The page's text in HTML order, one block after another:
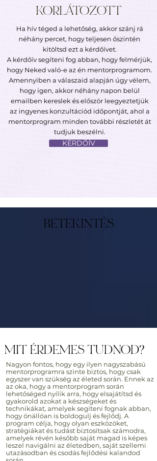
KORLÁTOZOTT
Ha hív téged a lehetőség, akkor szánj rá
néhány percet, hogy teljesen őszintén
kitöltsd ezt a kérdőívet.
A kérdőív segíteni fog abban, hogy felmérjük,
hogy Neked való-e az én mentorprogramom.
Amennyiben a válaszaid alapján úgy vélem,
hogy igen, akkor néhány napon belül
emailben kereslek és először leegyeztetjük
az ingyenes konzultációd időpontját, ahol a
mentorprogram minden további részletét át
tudjuk beszélni.
KÉRDŐÍV
BETEKINTÉS
MIT ÉRDEMES TUDNOD?
Nagyon fontos, hogy egy ilyen nagyszabású
mentorprogramra szinte biztos, hogy csak
egyszer van szükség az életed során. Ennek az
az oka, hogy a mentorprogram során
lehetőséged nyílik arra, hogy elsajátítsd és
gyakorold azokat a készségeket és
technikákat, amelyek segíteni fognak abban,
hogy önállóan is boldogulj és fejlődj. A
program célja, hogy olyan eszközöket,
stratégiákat és tudást biztosítsak számodra,
amelyek révén később saját magad is képes
leszel navigálni az életedben, saját szellemi
utazásodban és csodás fejlődési kalandod